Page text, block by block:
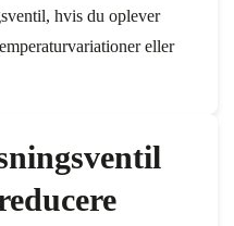
hvis du oplever
eller